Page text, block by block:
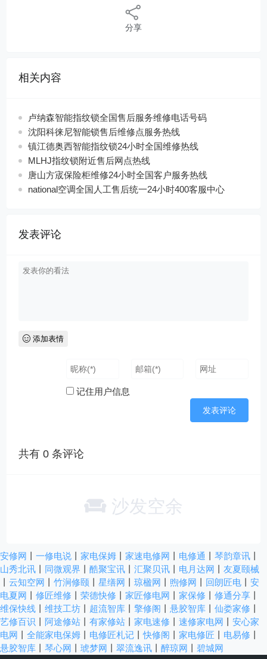
分享
相关内容
卢纳森智能指纹锁全国售后服务维修电话号码
沈阳科徕尼智能锁售后维修点服务热线
镇江德奥西智能指纹锁24小时全国维修热线
MLHJ指纹锁附近售后网点热线
唐山方宬保险柜维修24小时全国客户服务热线
national空调全国人工售后统一24小时400客服中心
发表评论
添加表情
记住用户信息
共有0 条评论
沙发空余
安修网 一修电说 家电保姆 家速电修网 电修通 琴韵章讯
山秀北讯
同微观界 酷聚宝讯 汇聚贝讯 电月达网
友夏颐械
云知空网 竹涧修颐 星缮网 琼楹网 煦修网 回朗匠电
安
电夏网
修匠维修 荣德快修 家匠修电网 家保修 修通分享
维保快线
维技工坊 超流智库 擎修阁 悬胶智库 仙娄家修
艺修百识
阿途修站 有家修站 家电速修 速修家电网
安心家
电网
全能家电保姆 电修匠札记 丨快修阁 家电修匠 电易修
悬胶智库
琴心网 琥梦网 翠流逸讯 醉琼网 碧城网